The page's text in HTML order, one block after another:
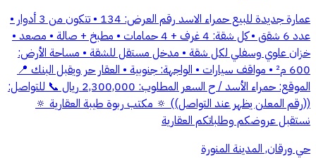
عمارة جديدة للبيع حمراء الاسد رقم العرض: 134 • تتكون من 3 أدوار •
عدد 6 شقق • كل شقة: 4 غرف + 4 حمامات • مطبخ + صالة • مصعد •
خزان علوي وسفلي لكل شقة • مدخل مستقل للشقة • مساحة الأرض:
600 م² • مواقف سيارات • الواجهة: جنوبية • العقار حر ويقبل البنك 📍
الموقع: حمراء الأسد / ح السعر المطلوب: 2,300,000 ريال 📞 للتواصل:
((رقم المعلن يظهر عند التواصل)) 🔅 مكتب ربوة طيبة العقارية 🔅
نستقبل عروضكم وطلباتكم العقارية
حي ورقان, المدينة المنورة